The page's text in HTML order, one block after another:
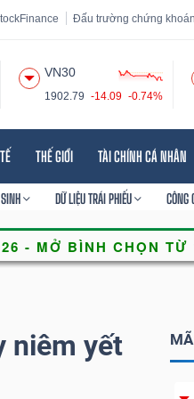
Đấu trường chứng khoán
VN30
1902.79 -14.09 -0.74%
THẾ GIỚI TÀI CHÍNH CÁ NHÂN
DỮ LIỆU TRÁI PHIẾU CÔNG
niêm yết